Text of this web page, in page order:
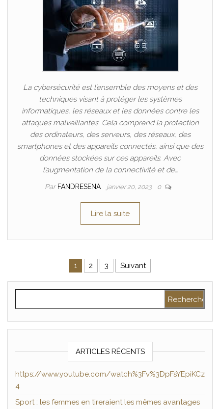
La cybersécurité est l’ensemble des moyens et des
techniques visant à protéger les systèmes
informatiques, les réseaux et les données contre les
attaques malveillantes. Cela comprend la protection
des ordinateurs, des serveurs, des réseaux, des
smartphones et des appareils connectés, ainsi que des
données stockées sur ces appareils. Avec
l’augmentation de la connectivité et de…
Par FANDRESENA janvier 20, 2023 0
Lire la suite
Pagination des publications
1 2 3 Suivant
ARTICLES RÉCENTS
https://www.youtube.com/watch%3Fv%3DpFsYEpiKCz
4
Sport : les femmes en tireraient les mêmes avantages